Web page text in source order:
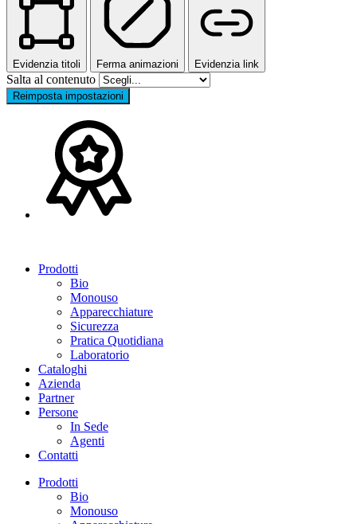
Evidenzia titoli Ferma animazioni Evidenzia link
Salta al contenuto
Reimposta impostazioni
Prodotti
Bio
Monouso
Apparecchiature
Sicurezza
Pratica Quotidiana
Laboratorio
Cataloghi
Azienda
Partner
Persone
In Sede
Agenti
Contatti
Prodotti
Bio
Monouso